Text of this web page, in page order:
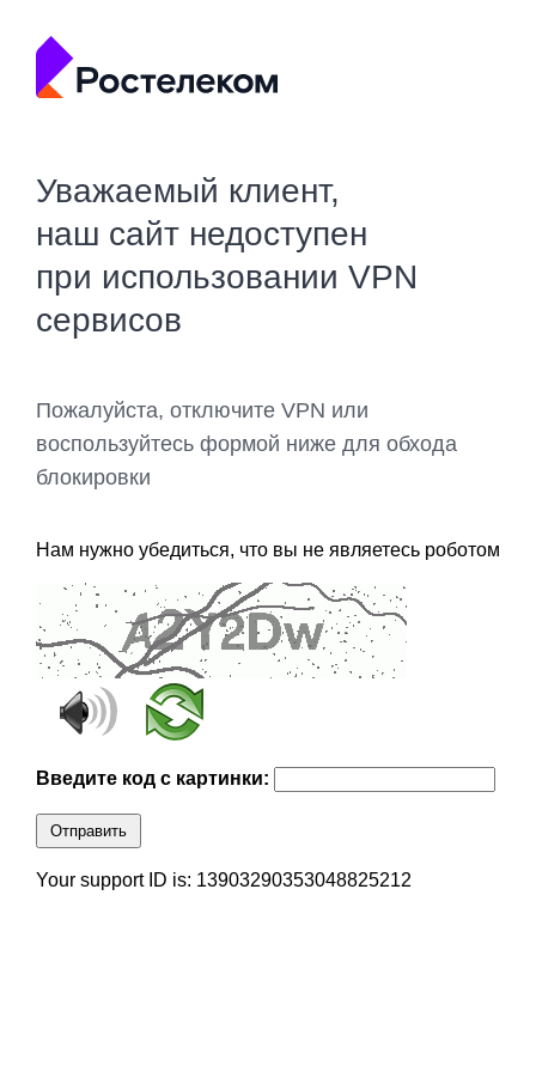
Уважаемый клиент,
наш сайт недоступен
при использовании VPN
сервисов
Пожалуйста, отключите VPN или
воспользуйтесь формой ниже для обхода
блокировки
Нам нужно убедиться, что вы не являетесь роботом
Введите код с картинки:
Отправить
Your support ID is: 13903290353048825212